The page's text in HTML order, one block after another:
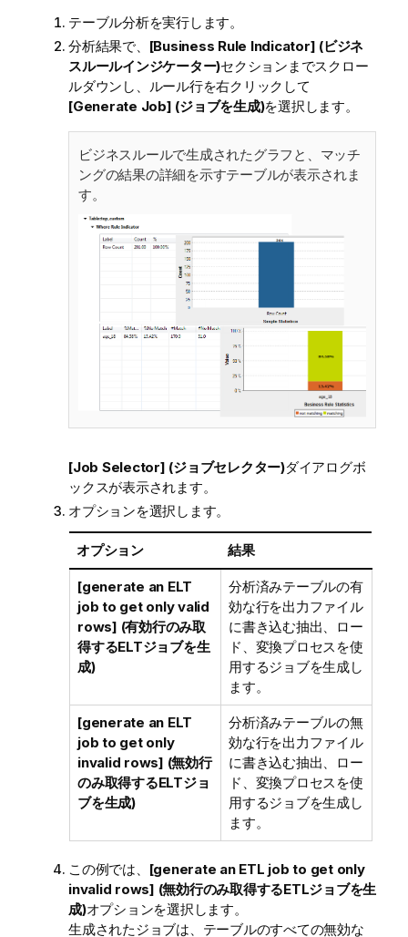
テーブル分析を実行します。
分析結果で、 [Business Rule Indicator] (ビジネ
スルールインジケーター)セクションまでスクロー
ルダウンし、ルール行を右クリックして
[Generate Job] (ジョブを生成)を選択します。
ビジネスルールで生成されたグラフと、マッチ
ングの結果の詳細を示すテーブルが表示されま
す。
[Job Selector] (ジョブセレクター)ダイアログボ
ックスが表示されます。
オプションを選択します。
オプション 結果
[generate an ELT
job to get only valid
rows] (有効行のみ取
得するELTジョブを生
成)
分析済みテーブルの有
効な行を出力ファイル
に書き込む抽出、ロー
ド、変換プロセスを使
用するジョブを生成し
ます。
[generate an ELT
job to get only
invalid rows] (無効行
のみ取得するELTジョ
ブを生成)
分析済みテーブルの無
効な行を出力ファイル
に書き込む抽出、ロー
ド、変換プロセスを使
用するジョブを生成し
ます。
この例では、 [generate an ETL job to get only
invalid rows] (無効行のみ取得するETLジョブを生
成)オプションを選択します。
生成されたジョブは、テーブルのすべての無効な